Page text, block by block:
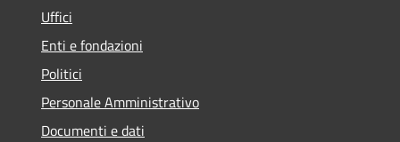
Uffici
Enti e fondazioni
Politici
Personale Amministrativo
Documenti e dati